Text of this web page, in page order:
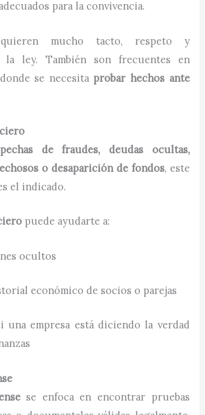
para la convivencia.
mucho tacto, respeto y
la ley. También son frecuentes en
se necesita probar hechos ante
de fraudes, deudas ocultas,
o desaparición de fondos, este
el indicado.
puede ayudarte a:
ocultos
económico de socios o parejas
una empresa está diciendo la verdad
se enfoca en encontrar pruebas